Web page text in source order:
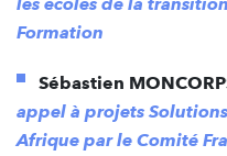
Formation
Sébastien
appel à projets
Afrique par le Comité